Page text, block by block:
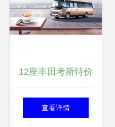
12座丰田考斯特价
格与最新报价详
查看详情